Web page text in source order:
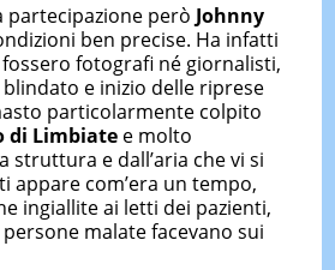
partecipazione però Johnny
ben precise. Ha infatti
fotografi né giornalisti,
e inizio delle riprese
particolarmente colpito
di Limbiatee molto
struttura e dall’aria che vi si
appare com’era un tempo,
ingiallite ai letti dei pazienti,
malate facevano sui